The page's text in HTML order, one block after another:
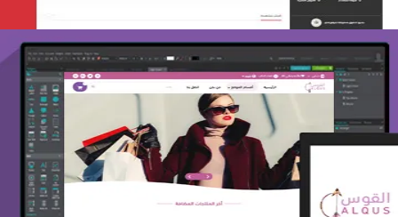
تصميم متجر القوس
التفاصيل